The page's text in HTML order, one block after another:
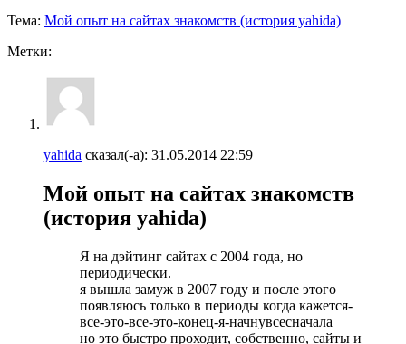
Тема: Мой опыт на сайтах знакомств (история yahida)
Метки:
yahida сказал(-а): 31.05.2014 22:59
Мой опыт на сайтах знакомств
(история yahida)
Я на дэйтинг сайтах с 2004 года, но
периодически.
я вышла замуж в 2007 году и после этого
появляюсь только в периоды когда кажется-
все-это-все-это-конец-я-начнувсесначала
но это быстро проходит, собственно, сайты и